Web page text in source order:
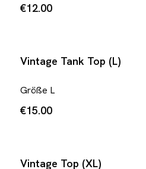
€12.00
Vintage Tank Top (L)
Größe L
€15.00
Vintage Top (XL)